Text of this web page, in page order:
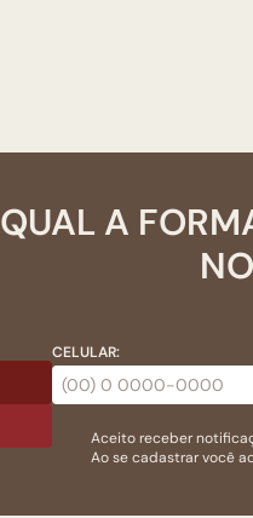
QUAL A
CELULAR:
Aceito receber
Ao se cadastrar você